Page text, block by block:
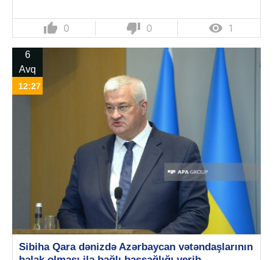
thumb_up 0 thumb_down 0  1
6
Avq
12:27
Sibiha Qara dənizdə Azərbaycan vətəndaşlarının